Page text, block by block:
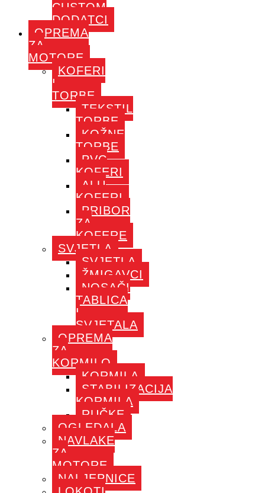
CUSTOM
DODATCI
OPREMA
ZA
MOTORE
KOFERI
I
TORBE
TEKSTIL
TORBE
KOŽNE
TORBE
PVC
KOFERI
ALU
KOFERI
PRIBOR
ZA
KOFERE
SVJETLA
SVJETLA
ŽMIGAVCI
NOSAČI
TABLICA
I
SVJETALA
OPREMA
ZA
KORMILO
KORMILA
STABILIZACIJA
KORMILA
RUČKE
OGLEDALA
NAVLAKE
ZA
MOTORE
NALJEPNICE